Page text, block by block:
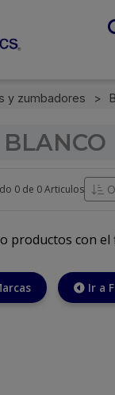
y zumbadores >
BLANCO
0 de 0 Articulos
productos con
Ir a